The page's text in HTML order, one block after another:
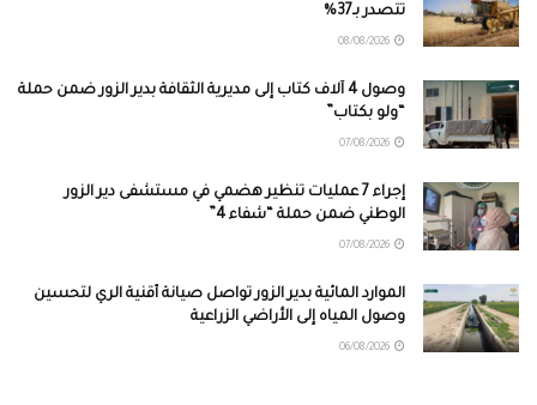
تتصدر بـ37%
وصول 4 آلاف كتاب إلى مديرية الثقافة بدير الزور ضمن حملة
“ولو بكتاب”
إجراء 7 عمليات تنظير هضمي في مستشفى دير الزور
الوطني ضمن حملة “شفاء 4”
الموارد المائية بدير الزور تواصل صيانة أقنية الري لتحسين
وصول المياه إلى الأراضي الزراعية